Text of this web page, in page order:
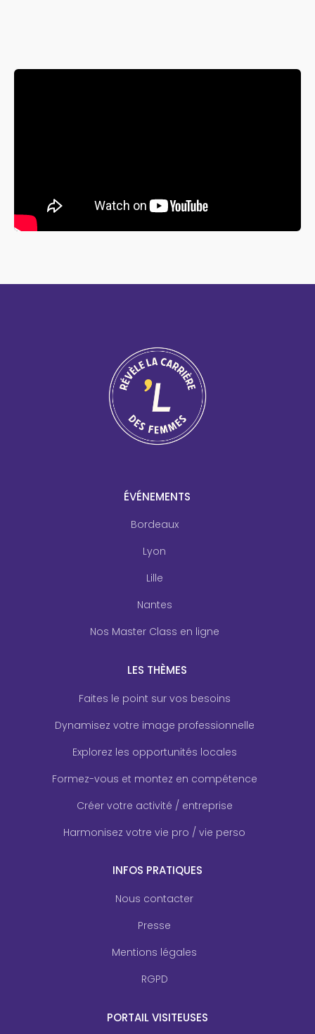
ÉVÉNEMENTS
Bordeaux
Lyon
Lille
Nantes
Nos Master Class en ligne
LES THÈMES
Faites le point sur vos besoins
Dynamisez votre image professionnelle
Explorez les opportunités locales
Formez-vous et montez en compétence
Créer votre activité / entreprise
Harmonisez votre vie pro / vie perso
INFOS PRATIQUES
Nous contacter
Presse
Mentions légales
RGPD
PORTAIL VISITEUSES